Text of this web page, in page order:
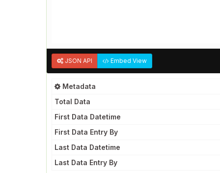
JSON API Embed View
Metadata
Total Data
First Data Datetime
First Data Entry By
Last Data Datetime
Last Data Entry By